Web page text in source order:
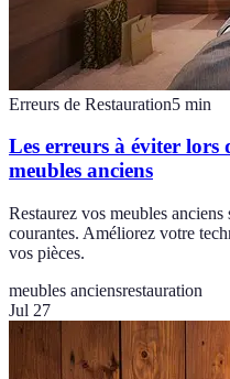
Erreurs de Restauration5 min
Les erreurs à éviter lors
meubles anciens
Restaurez vos meubles anciens
courantes. Améliorez votre
vos pièces.
meubles anciensrestauration
Jul 27